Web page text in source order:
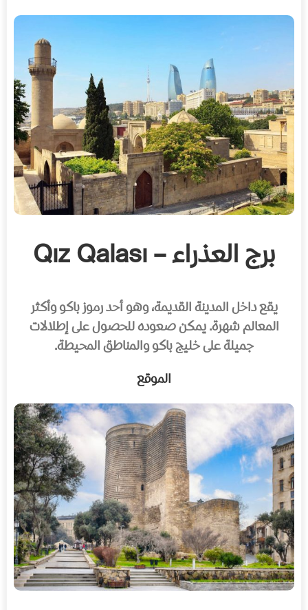
برج العذراء – Qız Qalası
يقع داخل المدينة القديمة، وهو أحد رموز باكو وأكثر
المعالم شهرة. يمكن صعوده للحصول على إطلالات
جميلة على خليج باكو والمناطق المحيطة.
الموقع